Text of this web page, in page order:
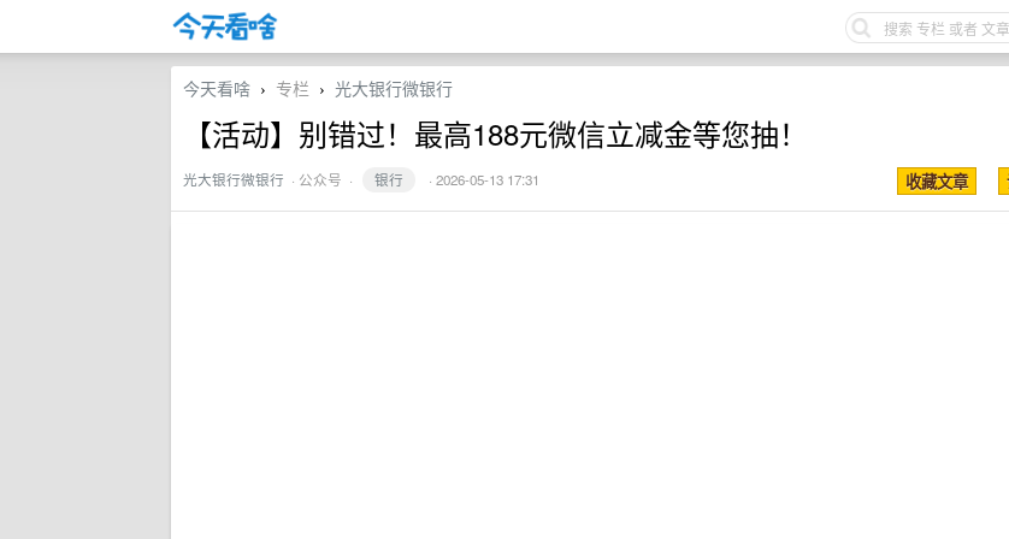
今天看啥 › 专栏 › 光大银行微银行
【活动】别错过！最高188元微信立减金等您抽！
光大银行微银行 · 公众号 · 银行 · 2026-05-13 17:31